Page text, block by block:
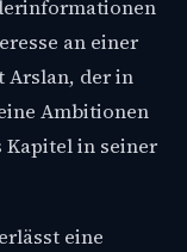
an einer
Arslan, der in
Ambitionen
Kapitel in seiner
eine